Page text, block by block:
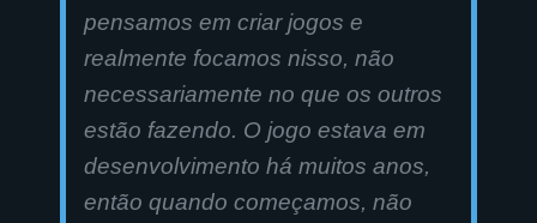
pensamos em criar jogos e
realmente focamos nisso, não
necessariamente no que os outros
estão fazendo. O jogo estava em
desenvolvimento há muitos anos,
então quando começamos, não